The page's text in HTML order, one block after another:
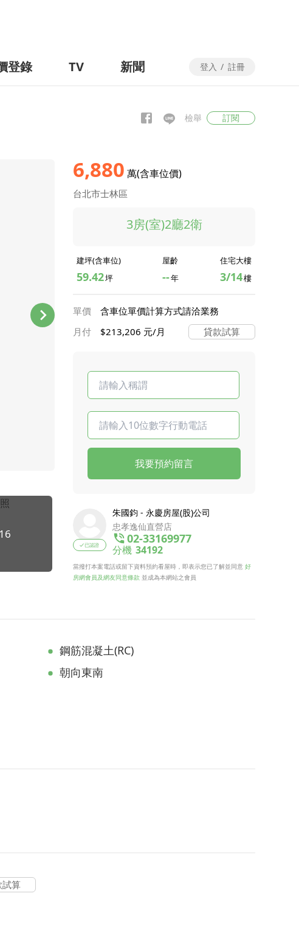
登錄 TV 新聞 登入 / 註冊
檢舉 訂閱
6,880 萬(含車位價)
台北市士林區
3房(室)2廳2衛
建坪(含車位)
59.42坪
屋齡
--年
住宅大樓
3/14樓
單價
含車位單價計算方式請洽業務
月付
$213,206 元/月 貸款試算
我要預約留言
已認證
朱國鈞 - 永慶房屋(股)公司
忠孝逸仙直營店
02-33169977
分機 34192
當撥打本案電話或留下資料預約看屋時，即表示您已了解並同意 好
房網會員及網友同意條款 並成為本網站之會員
鋼筋混凝土(RC)
朝向東南
試算